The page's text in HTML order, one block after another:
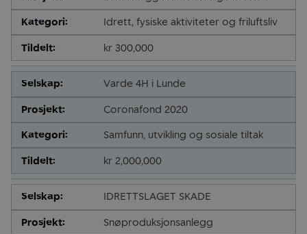
Idrett, fysiske aktiviteter og friluftsliv
kr 300,000
Varde 4H i Lunde
Coronafond 2020
Samfunn, utvikling og sosiale tiltak
kr 2,000,000
IDRETTSLAGET SKADE
Snøproduksjonsanlegg